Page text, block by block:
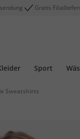
Gratis
Sport
Sweatshirts